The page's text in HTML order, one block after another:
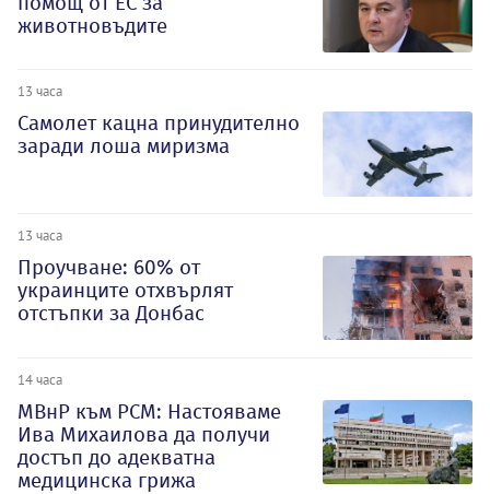
животновъдите
13 часа
Самолет кацна принудително
заради лоша миризма
13 часа
Проучване: 60% от
украинците отхвърлят
отстъпки за Донбас
14 часа
МВнР към РСМ: Настояваме
Ива Михаилова да получи
достъп до адекватна
медицинска грижа